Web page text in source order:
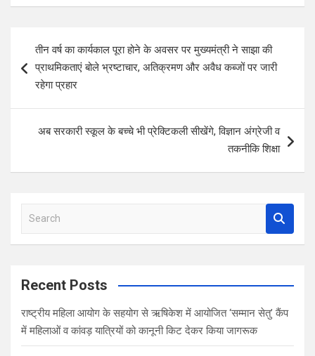
ce
o
o
k
tt
er
at
A
p
p
er
es
t
ar
navigation
तीन वर्ष का कार्यकाल पूरा होने के अवसर पर मुख्यमंत्री ने साझा की
प्राथमिकताएं बोले भ्रष्टाचार, अतिक्रमण और अवैध कब्जों पर जारी
रहेगा प्रहार
अब सरकारी स्कूल के बच्चे भी प्रेक्टिकली सीखेंगे, विज्ञान अंग्रेजी व
तकनीकि शिक्षा
a
c
Recent Posts
राष्ट्रीय महिला आयोग के सहयोग से ऋषिकेश में आयोजित ‘सम्मान सेतु’ कैंप
में महिलाओं व कांवड़ यात्रियों को कानूनी किट देकर किया जागरूक